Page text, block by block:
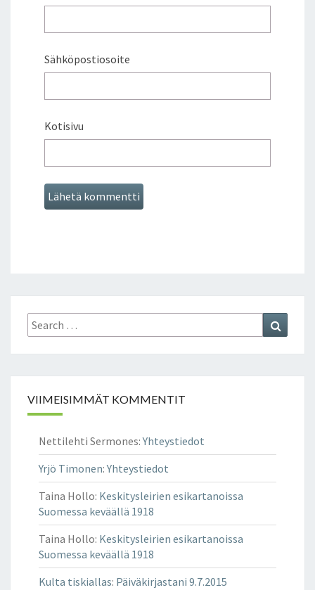
Sähköpostiosoite
Kotisivu
Search
for:
VIIMEISIMMÄT KOMMENTIT
Nettilehti Sermones:Yhteystiedot
Yrjö Timonen:Yhteystiedot
Taina Hollo: Keskitysleirien esikartanoissa
Suomessa keväällä 1918
Taina Hollo: Keskitysleirien esikartanoissa
Suomessa keväällä 1918
Kulta tiskiallas: Päiväkirjastani 9.7.2015